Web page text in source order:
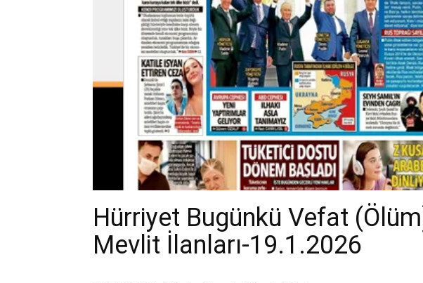
Hürriyet Bugünkü Vefat
Mevlit İlanları-19.1.2026